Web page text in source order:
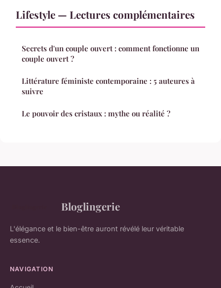
Lifestyle — Lectures complémentaires
Secrets d'un couple ouvert : comment fonctionne un
couple ouvert ?
Littérature féministe contemporaine : 5 auteures à
suivre
Le pouvoir des cristaux : mythe ou réalité ?
Bloglingerie
L'élégance et le bien-être auront révélé leur véritable
essence.
NAVIGATION